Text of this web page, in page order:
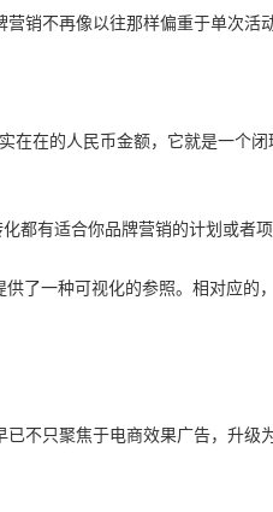
销不再像以往那样偏重于单次活
在的人民币金额，它就是一个
都有适合你品牌营销的计划或者
了一种可视化的参照。相对应的
不只聚焦于电商效果广告，升级